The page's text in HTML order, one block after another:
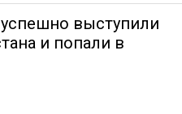
выступили
и попали в